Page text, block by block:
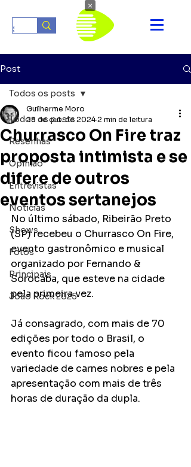
Post
Todos os posts
Resenhas
Opinião
Entrevistas
Notícias
Shows
Fotos
Principais
João Rock 2025
Todos os posts
Churrasco On Fire traz
proposta intimista e se
difere de outros
eventos sertanejos
Guilherme Moro
28 de out. de 2024 2 min de leitura
No último sábado, Ribeirão Preto
(SP) recebeu o Churrasco On Fire,
evento gastronômico e musical
organizado por Fernando &
Sorocaba, que esteve na cidade
pela primeira vez.
Já consagrado, com mais de 70
edições por todo o Brasil, o
evento ficou famoso pela
variedade de carnes nobres e pela
apresentação com mais de três
horas de duração da dupla.
×